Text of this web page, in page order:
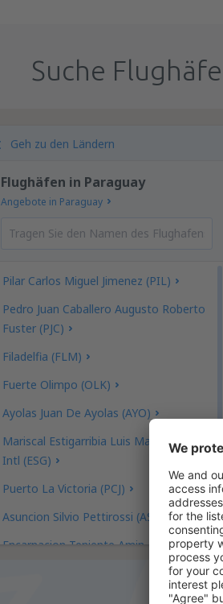
Suche
Geh zu den Ländern
Flughäfen in Paraguay
Angebote in Paraguay
Pilar Carlos Miguel Jimenez (PIL)
Pedro Juan Caballero Augusto Roberto
Fuster (PJC)
Filadelfia (FLM)
Fuerte Olimpo (OLK)
Ayolas Juan De Ayolas (AYO)
Mariscal Estigarribia Luis Maria Argana
Intl (ESG)
Puerto La Victoria (PCJ)
Asuncion Silvio Pettirossi (ASU)
Encarnacion Teniente Amin Ayub